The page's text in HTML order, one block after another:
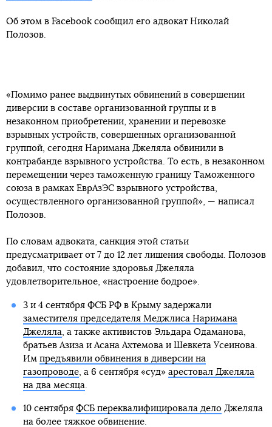
Об этом в Facebook сообщил его адвокат Николай
Полозов.
«Помимо ранее выдвинутых обвинений в совершении
диверсии в составе организованной группы и в
незаконном приобретении, хранении и перевозке
взрывных устройств, совершенных организованной
группой, сегодня Наримана Джеляла обвинили в
контрабанде взрывного устройства. То есть, в незаконном
перемещении через таможенную границу Таможенного
союза в рамках ЕврАзЭС взрывного устройства,
осуществленного организованной группой», — написал
Полозов.
По словам адвоката, санкция этой статьи
предусматривает от 7 до 12 лет лишения свободы. Полозов
добавил, что состояние здоровья Джеляла
удовлетворительное, «настроение бодрое».
3 и 4 сентября ФСБ РФ в Крыму задержали
заместителя председателя Меджлиса Наримана
Джеляла, а также активистов Эльдара Одаманова,
братьев Азиза и Асана Ахтемова и Шевкета Усеинова.
Им предъявили обвинения в диверсии на
газопроводе, а 6 сентября «суд» арестовал Джеляла
на два месяца.
10 сентября ФСБ переквалифицировала делоДжеляла
на более тяжкое обвинение.